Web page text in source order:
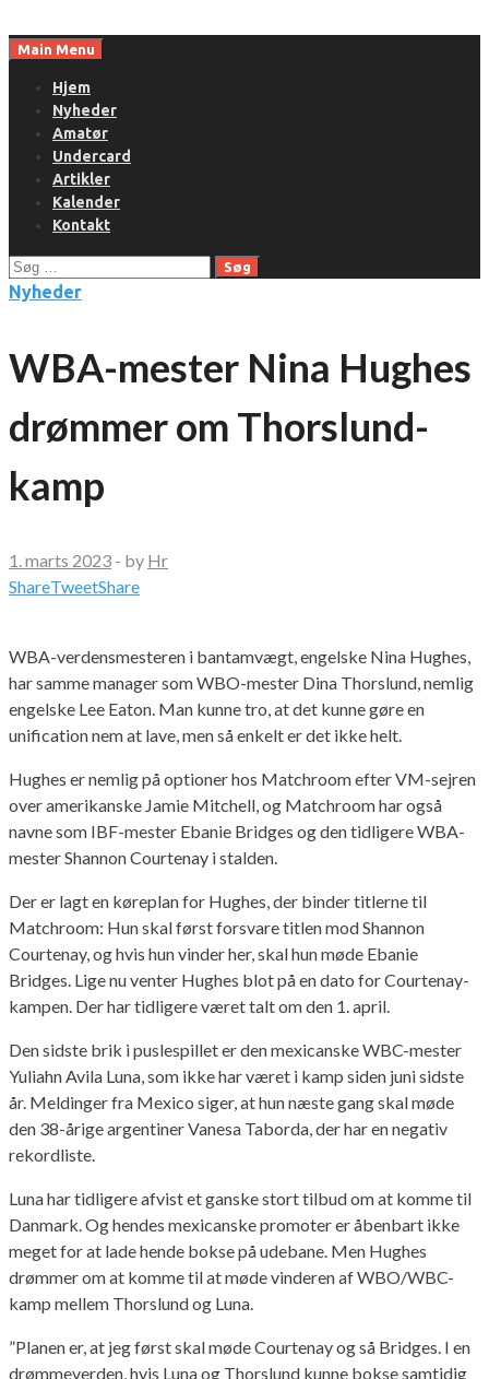
toMain Menu
Hjem
Nyheder
Amatør
Undercard
Artikler
Kalender
Kontakt
Søg
efter:
Nyheder
WBA-mester Nina Hughes
drømmer om Thorslund-
kamp
1. marts 2023 - by Hr
ShareTweetShare
WBA-verdensmesteren i bantamvægt, engelske Nina Hughes,
har samme manager som WBO-mester Dina Thorslund, nemlig
engelske Lee Eaton. Man kunne tro, at det kunne gøre en
unification nem at lave, men så enkelt er det ikke helt.
Hughes er nemlig på optioner hos Matchroom efter VM-sejren
over amerikanske Jamie Mitchell, og Matchroom har også
navne som IBF-mester Ebanie Bridges og den tidligere WBA-
mester Shannon Courtenay i stalden.
Der er lagt en køreplan for Hughes, der binder titlerne til
Matchroom: Hun skal først forsvare titlen mod Shannon
Courtenay, og hvis hun vinder her, skal hun møde Ebanie
Bridges. Lige nu venter Hughes blot på en dato for Courtenay-
kampen. Der har tidligere været talt om den 1. april.
Den sidste brik i puslespillet er den mexicanske WBC-mester
Yuliahn Avila Luna, som ikke har været i kamp siden juni sidste
år. Meldinger fra Mexico siger, at hun næste gang skal møde
den 38-årige argentiner Vanesa Taborda, der har en negativ
rekordliste.
Luna har tidligere afvist et ganske stort tilbud om at komme til
Danmark. Og hendes mexicanske promoter er åbenbart ikke
meget for at lade hende bokse på udebane. Men Hughes
drømmer om at komme til at møde vinderen af WBO/WBC-
kamp mellem Thorslund og Luna.
”Planen er, at jeg først skal møde Courtenay og så Bridges. I en
drømmeverden, hvis Luna og Thorslund kunne bokse samtidig